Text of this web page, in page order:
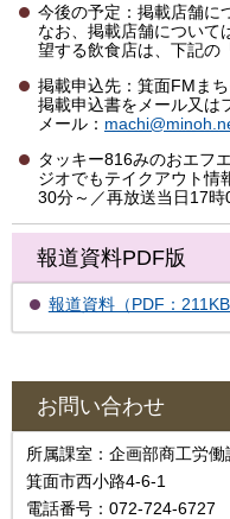
今後の予定：掲載店舗に
なお、掲載店舗について
望する飲食店は、下記の
掲載申込先：箕面FMま
掲載申込書をメール又は
メール：
タッキー816みのおエフ
ジオでもテイクアウト情
30分～／再放送当日17時
報道資料PDF版
報道資料（PDF：211KB
お問い合わせ
所属課室：企画部商工労
箕面市西小路4-6-1
電話番号：072-724-6727